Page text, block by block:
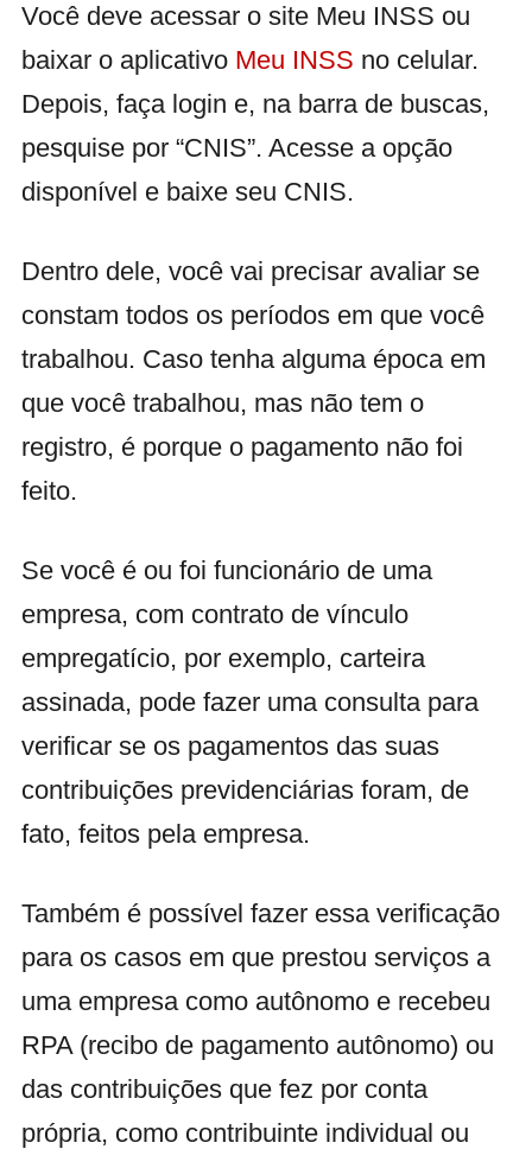
Você deve acessar o site Meu INSS ou
baixar o aplicativo Meu INSS no celular.
Depois, faça login e, na barra de buscas,
pesquise por “CNIS”. Acesse a opção
disponível e baixe seu CNIS.
Dentro dele, você vai precisar avaliar se
constam todos os períodos em que você
trabalhou. Caso tenha alguma época em
que você trabalhou, mas não tem o
registro, é porque o pagamento não foi
feito.
Se você é ou foi funcionário de uma
empresa, com contrato de vínculo
empregatício, por exemplo, carteira
assinada, pode fazer uma consulta para
verificar se os pagamentos das suas
contribuições previdenciárias foram, de
fato, feitos pela empresa.
Também é possível fazer essa verificação
para os casos em que prestou serviços a
uma empresa como autônomo e recebeu
RPA (recibo de pagamento autônomo) ou
das contribuições que fez por conta
própria, como contribuinte individual ou